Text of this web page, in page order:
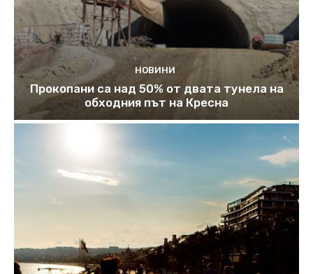
НОВИНИ
Прокопани са над 50% от двата тунела на
обходния път на Кресна